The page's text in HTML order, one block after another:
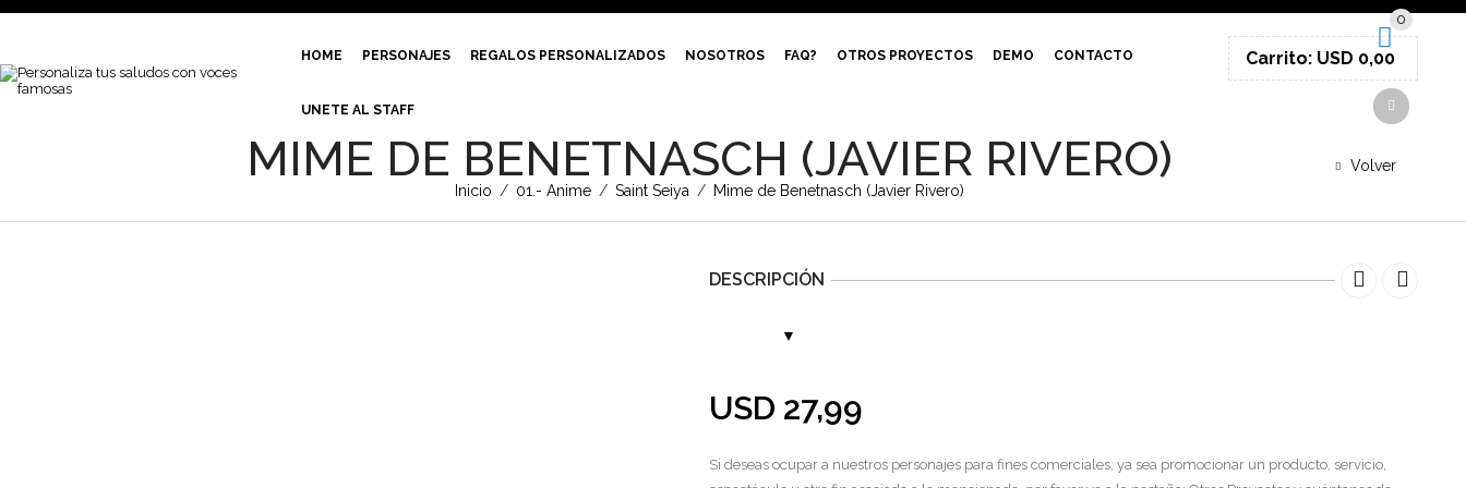
HOME PERSONAJES REGALOS PERSONALIZADOS NOSOTROS FAQ? OTROS PROYECTOS DEMO CONTACTO
UNETE AL STAFF
0
Carrito: USD 0,00
MIME DE BENETNASCH (JAVIER RIVERO)
Inicio / 01.- Anime / Saint Seiya / Mime de Benetnasch (Javier Rivero)
Volver
DESCRIPCIÓN
USD 27,99
Si deseas ocupar a nuestros personajes para fines comerciales, ya sea promocionar un producto, servicio,